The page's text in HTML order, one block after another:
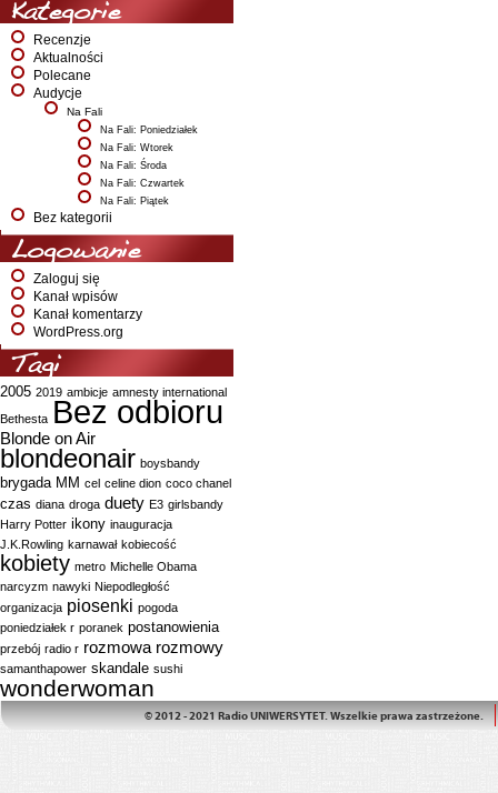
Kategorie
Recenzje
Aktualności
Polecane
Audycje
Na Fali
Na Fali: Poniedziałek
Na Fali: Wtorek
Na Fali: Środa
Na Fali: Czwartek
Na Fali: Piątek
Bez kategorii
Logowanie
Zaloguj się
Kanał wpisów
Kanał komentarzy
WordPress.org
Tagi
2005 2019 ambicje amnesty international
Bethesta Bez odbioru
Blonde on Air
blondeonair boysbandy
brygada MM cel celine dion coco chanel
czas diana droga duety E3 girlsbandy
Harry Potter ikony inauguracja
J.K.Rowling karnawał kobiecość
kobiety metro Michelle Obama
narcyzm nawyki Niepodległość
organizacja piosenki pogoda
poniedziałek r poranek postanowienia
przebój radio r rozmowa rozmowy
samanthapower skandale sushi
wonderwoman
© 2012 - 2021 Radio UNIWERSYTET. Wszelkie prawa zastrzeżone.